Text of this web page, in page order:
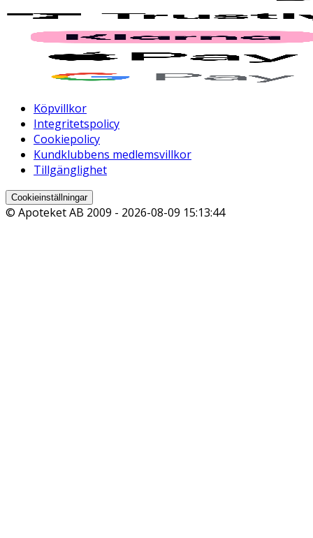
Köpvillkor
Integritetspolicy
Cookiepolicy
Kundklubbens medlemsvillkor
Tillgänglighet
Cookieinställningar
© Apoteket AB 2009 - 2026-08-09 15:13:44